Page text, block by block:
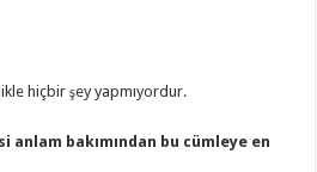
hiçbir şey yapmıyordur.
anlam bakımından bu cümleye en